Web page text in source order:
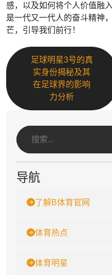
感，以及如何将个人价值融
是一代又一代人的奋斗精神
芒，引导我们前行！
足球明星3号的真
实身份揭秘及其
在足球界的影响
力分析
导航
了解B体育官网
体育热点
体育明星